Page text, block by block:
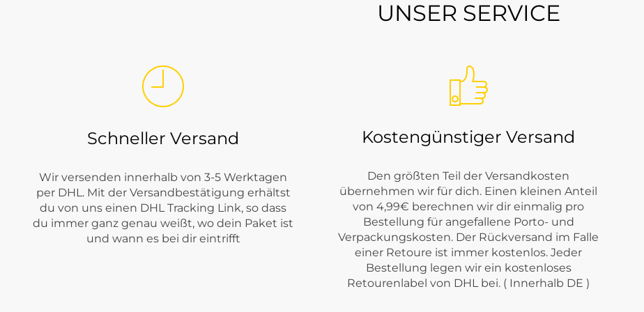
Welche VILA Kleidung findest du bei Tara-M?
Anlässe eignen. Besonders stark ist VILA bei Kleidungsstücken, die deinem Outfit schnell eine stilvolle Wirkung geben.
UNSER SERVICE
Schneller Versand
Wir versenden innerhalb von 3-5 Werktagen
per DHL. Mit der Versandbestätigung erhältst
du von uns einen DHL Tracking Link, so dass
du immer ganz genau weißt, wo dein Paket ist
und wann es bei dir eintrifft
Kostengünstiger Versand
Den größten Teil der Versandkosten
übernehmen wir für dich. Einen kleinen Anteil
von 4,99€ berechnen wir dir einmalig pro
Bestellung für angefallene Porto- und
Verpackungskosten. Der Rückversand im Falle
einer Retoure ist immer kostenlos. Jeder
Bestellung legen wir ein kostenloses
Retourenlabel von DHL bei. ( Innerhalb DE )